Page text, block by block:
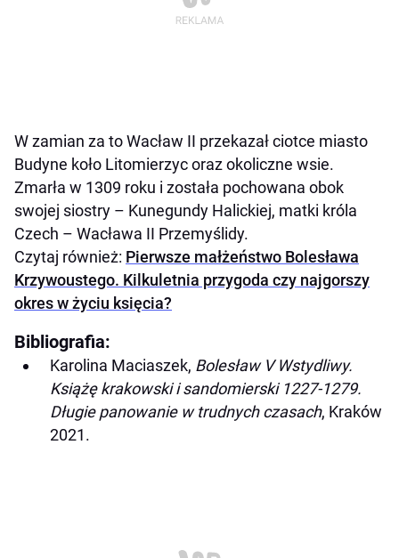
W zamian za to Wacław II przekazał ciotce miasto
Budyne koło Litomierzyc oraz okoliczne wsie.
Zmarła w 1309 roku i została pochowana obok
swojej siostry – Kunegundy Halickiej, matki króla
Czech – Wacława II Przemyślidy.
Czytaj również: Pierwsze małżeństwo Bolesława
Krzywoustego. Kilkuletnia przygoda czy najgorszy
okres w życiu księcia?
Bibliografia:
Karolina Maciaszek, Bolesław V Wstydliwy.
Książę krakowski i sandomierski 1227-1279.
Długie panowanie w trudnych czasach, Kraków
2021.